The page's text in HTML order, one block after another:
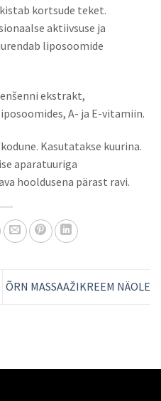
kortsude teket.
aktiivsuse ja
liposoomide
ekstrakt,
A- ja E-vitamiin.
Kasutatakse kuurina.
aparatuuriga
hooldusena pärast ravi.
ÕRN MASSAAŽIKREEM NÄOLE